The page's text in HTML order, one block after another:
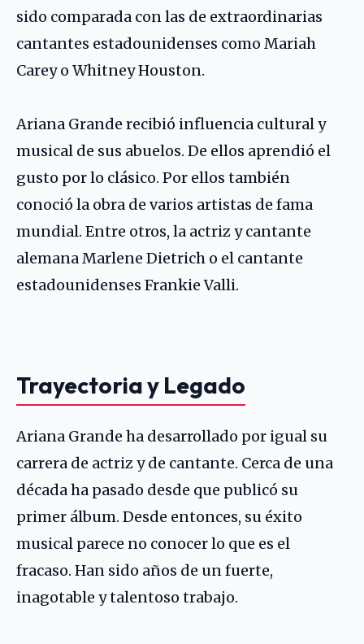
sido comparada con las de extraordinarias
cantantes estadounidenses como Mariah
Carey o Whitney Houston.
Ariana Grande recibió influencia cultural y
musical de sus abuelos. De ellos aprendió el
gusto por lo clásico. Por ellos también
conoció la obra de varios artistas de fama
mundial. Entre otros, la actriz y cantante
alemana Marlene Dietrich o el cantante
estadounidenses Frankie Valli.
Trayectoria y Legado
Ariana Grande ha desarrollado por igual su
carrera de actriz y de cantante. Cerca de una
década ha pasado desde que publicó su
primer álbum. Desde entonces, su éxito
musical parece no conocer lo que es el
fracaso. Han sido años de un fuerte,
inagotable y talentoso trabajo.